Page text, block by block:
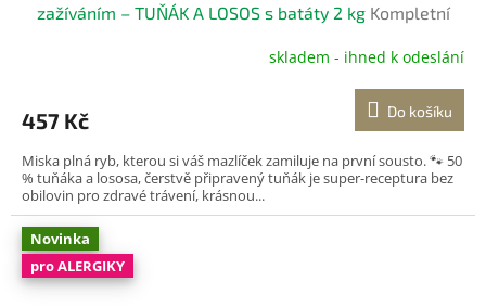
zažíváním – TUŇÁK A LOSOS s batáty 2 kg Kompletní
skladem - ihned k odeslání
457 Kč Do košíku
Miska plná ryb, kterou si váš mazlíček zamiluje na první sousto. 🐾 50
% tuňáka a lososa, čerstvě připravený tuňák je super-receptura bez
obilovin pro zdravé trávení, krásnou...
Novinka
pro ALERGIKY